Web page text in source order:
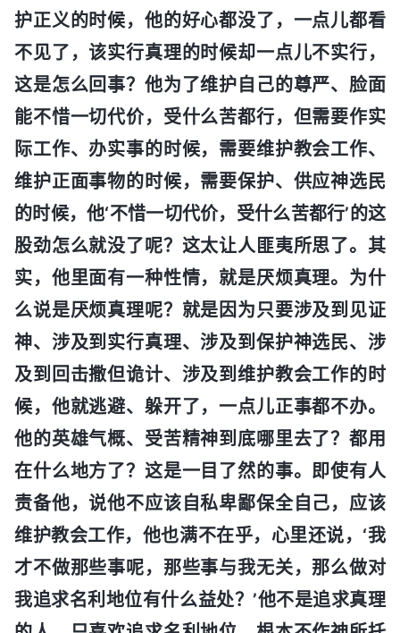
护正义的时候，他的好心都没了，一点儿都看
不见了，该实行真理的时候却一点儿不实行，
这是怎么回事？他为了维护自己的尊严、脸面
能不惜一切代价，受什么苦都行，但需要作实
际工作、办实事的时候，需要维护教会工作、
维护正面事物的时候，需要保护、供应神选民
的时候，他‘不惜一切代价，受什么苦都行’的这
股劲怎么就没了呢？这太让人匪夷所思了。其
实，他里面有一种性情，就是厌烦真理。为什
么说是厌烦真理呢？就是因为只要涉及到见证
神、涉及到实行真理、涉及到保护神选民、涉
及到回击撒但诡计、涉及到维护教会工作的时
候，他就逃避、躲开了，一点儿正事都不办。
他的英雄气概、受苦精神到底哪里去了？都用
在什么地方了？这是一目了然的事。即使有人
责备他，说他不应该自私卑鄙保全自己，应该
维护教会工作，他也满不在乎，心里还说，‘我
才不做那些事呢，那些事与我无关，那么做对
我追求名利地位有什么益处？’他不是追求真理